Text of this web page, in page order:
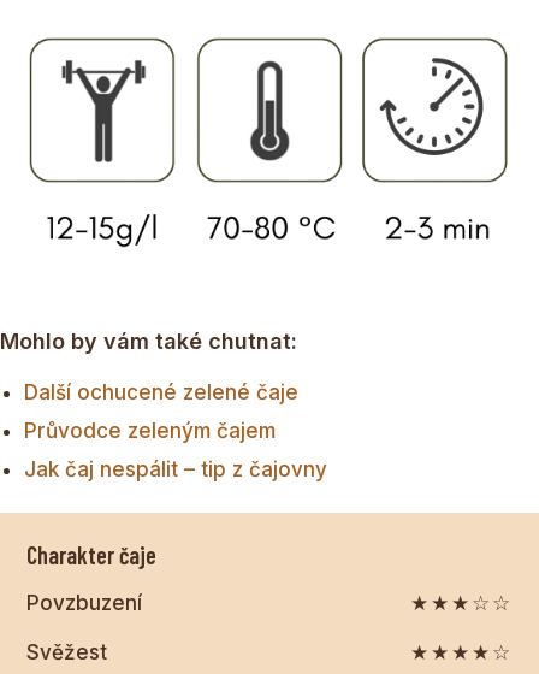
Mohlo by vám také chutnat:
Další ochucené zelené čaje
Průvodce zeleným čajem
Jak čaj nespálit – tip z čajovny
Charakter čaje
Povzbuzení ★★★☆☆
Svěžest ★★★★☆